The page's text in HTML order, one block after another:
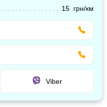
15 грн/км
Viber